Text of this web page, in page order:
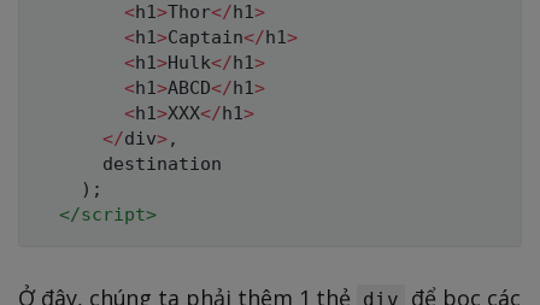
<h1>Thor</h1>
<h1>Captain</h1>
<h1>Hulk</h1>
<h1>ABCD</h1>
<h1>XXX</h1>
</div>,
      destination
) ;
</script>
Ở đây, chúng ta phải thêm 1 thẻ div
để bọc các